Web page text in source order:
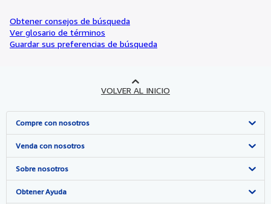
Obtener consejos de búsqueda
Ver glosario de términos
Guardar sus preferencias de búsqueda
VOLVER AL INICIO
Compre con nosotros
Búsqueda avanzada
Colecciones
Mi cuenta
Venda con nosotros
Comenzar a vender
Únase a nuestro programa de afiliados
Sobre nosotros
Sobre IberLibro
Obtener Ayuda